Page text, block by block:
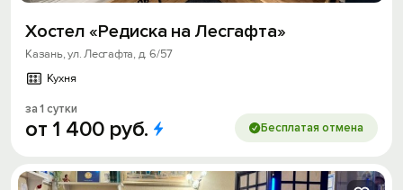
Хостел «Редиска на Лесгафта»
Казань, ул. Лесгафта, д. 6/57
Кухня
за 1 сутки
от 1 400 руб. Бесплатая отмена